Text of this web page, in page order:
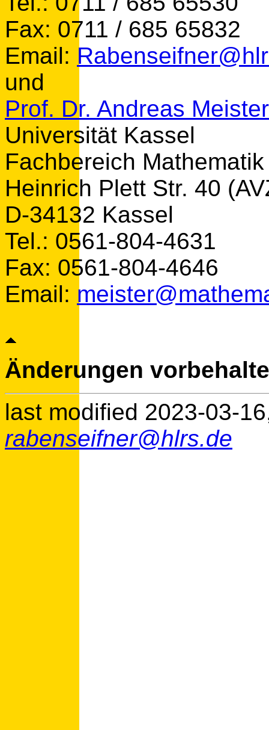
Fax: 0711 / 685 65832
Email:
und
Prof. Dr. Andreas Meister
Universität Kassel
Fachbereich
Heinrich Plett Str. 40
D-34132 Kassel
Tel.: 0561-804-4631
Fax: 0561-804-4646
Email:
Änderungen
last modified 2023-03-
rabenseifner@hlrs.de